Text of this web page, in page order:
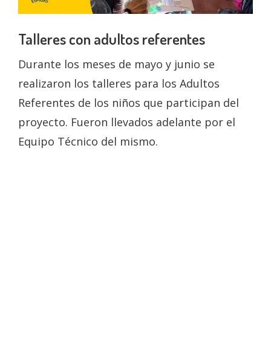
Talleres con adultos referentes
Durante los meses de mayo y junio se
realizaron los talleres para los Adultos
Referentes de los niños que participan del
proyecto. Fueron llevados adelante por el
Equipo Técnico del mismo.